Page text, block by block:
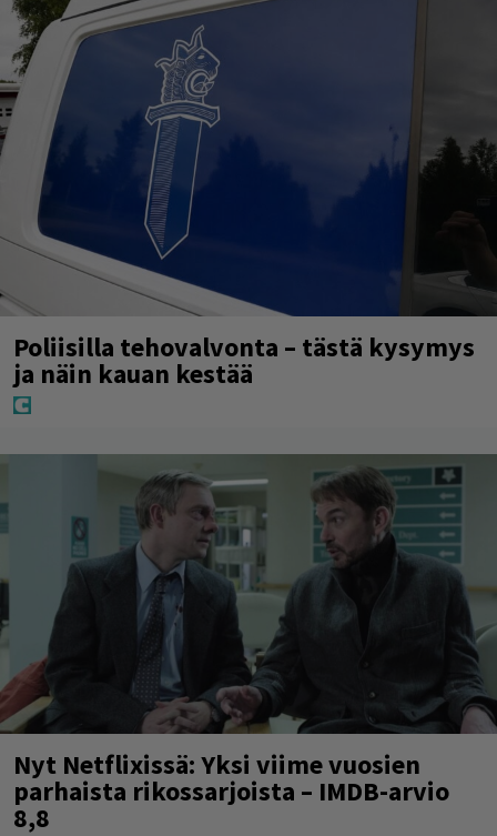
Poliisilla tehovalvonta – tästä kysymys
ja näin kauan kestää
Nyt Netflixissä: Yksi viime vuosien
parhaista rikossarjoista – IMDB-arvio
8,8